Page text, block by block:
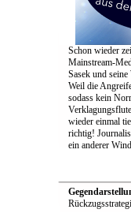
Schon wieder
Mainstream-
Sasek und
Weil die
sodass kein
wieder einmal
richtig!
ein anderer